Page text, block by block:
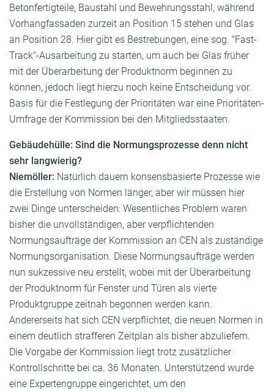
Betonfertigteile, Baustahl und Bewehrungsstahl, während
Vorhangfassaden zurzeit an Position 15 stehen und Glas
an Position 28. Hier gibt es Bestrebungen, eine sog. "Fast-
Track"-Ausarbeitung zu starten, um auch bei Glas früher
mit der Überarbeitung der Produktnorm beginnen zu
können, jedoch liegt hierzu noch keine Entscheidung vor.
Basis für die Festlegung der Prioritäten war eine Prioritäten-
Umfrage der Kommission bei den Mitgliedsstaaten.
Gebäudehülle: Sind die Normungsprozesse denn nicht
sehr langwierig?
Niemöller: Natürlich dauern konsensbasierte Prozesse wie
die Erstellung von Normen länger, aber wir müssen hier
zwei Dinge unterscheiden: Wesentliches Problem waren
bisher die unvollständigen, aber verpflichtenden
Normungsaufträge der Kommission an CEN als zuständige
Normungsorganisation. Diese Normungsaufträge werden
nun sukzessive neu erstellt, wobei mit der Überarbeitung
der Produktnorm für Fenster und Türen als vierte
Produktgruppe zeitnah begonnen werden kann.
Andererseits hat sich CEN verpflichtet, die neuen Normen in
einem deutlich strafferen Zeitplan als bisher abzuliefern.
Die Vorgabe der Kommission liegt trotz zusätzlicher
Kontrollschritte bei ca. 36 Monaten. Unterstützend wurde
eine Expertengruppe eingerichtet, um den